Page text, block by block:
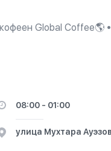
Global Coffee🌎
напитки •
08:00 - 01:00
​улица Мухтара